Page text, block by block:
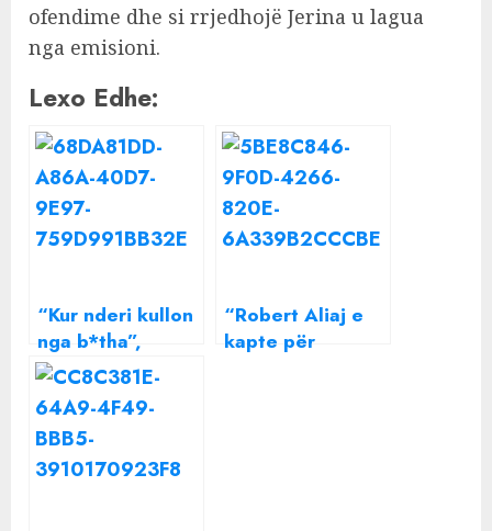
ofendime dhe si rrjedhojë Jerina u lagua
nga emisioni.
Lexo Edhe:
“Kur nderi kullon
nga b*tha”,
Robert Aliaj
degjeneron
vajzat e Love
Story pas largimit
të të birit
“Robert Aliaj e
kapte për